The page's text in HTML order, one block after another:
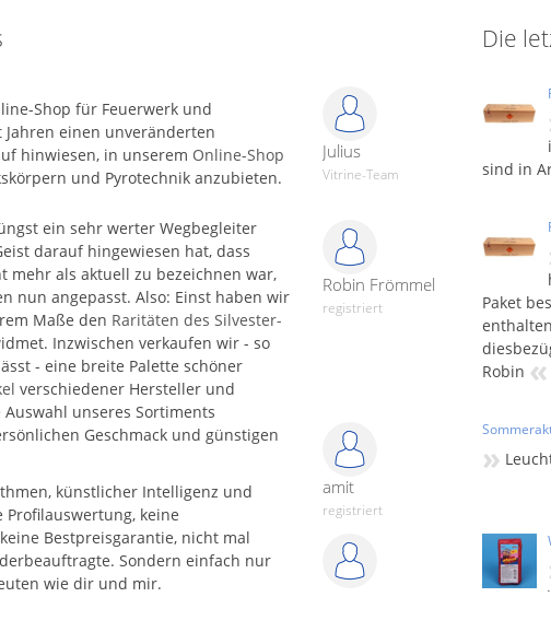
Shop für Feuerwerk und
einen unveränderten
hinwiesen, in unserem Online-Shop
und Pyrotechnik anzubieten.
ein sehr werter Wegbegleiter
darauf hingewiesen hat, dass
mehr als aktuell zu bezeichnen war,
nun angepasst. Also: Einst haben wir
Maße den Raritäten des Silvester­
Inzwischen verkaufen wir - so
- eine breite Palette schöner
verschiedener Hersteller und
unseres Sortiments
Geschmack und günstigen
künstlicher Intelligenz und
keine
Bestpreisgarantie, nicht mal
Sondern einfach nur
wie dir und mir.
Die
Julius
Vitrine-Team
sind in
Robin Frömmel
registriert
Paket
Robin «
amit
registriert
»